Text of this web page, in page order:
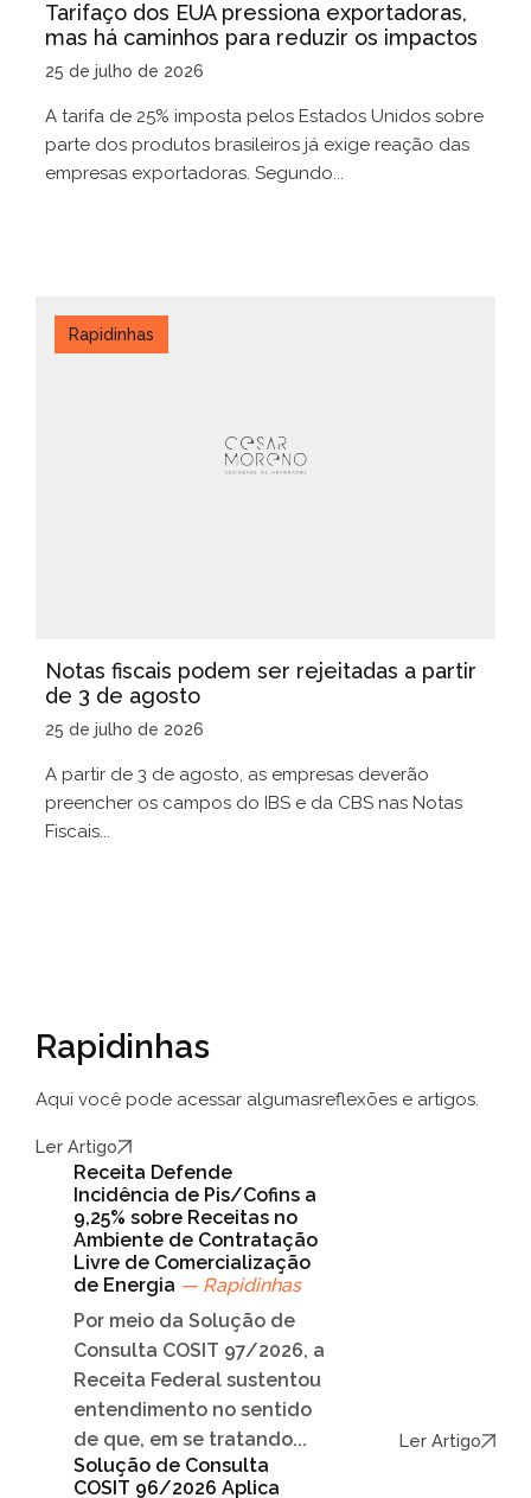
Tarifaço dos EUA pressiona exportadoras,
mas há caminhos para reduzir os impactos
25 de julho de 2026
A tarifa de 25% imposta pelos Estados Unidos sobre
parte dos produtos brasileiros já exige reação das
empresas exportadoras. Segundo...
Rapidinhas
Notas fiscais podem ser rejeitadas a partir
de 3 de agosto
25 de julho de 2026
A partir de 3 de agosto, as empresas deverão
preencher os campos do IBS e da CBS nas Notas
Fiscais...
Rapidinhas
Aqui você pode acessar algumasreflexões e artigos.
Ler Artigo
Receita Defende
Incidência de Pis/Cofins a
9,25% sobre Receitas no
Ambiente de Contratação
Livre de Comercialização
de Energia — Rapidinhas
Por meio da Solução de
Consulta COSIT 97/2026, a
Receita Federal sustentou
entendimento no sentido
de que, em se tratando...
Ler Artigo
Solução de Consulta
COSIT 96/2026 Aplica